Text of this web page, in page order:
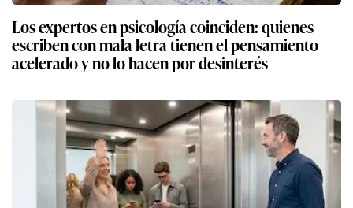
Los expertos en psicología coinciden: quienes
escriben con mala letra tienen el pensamiento
acelerado y no lo hacen por desinterés